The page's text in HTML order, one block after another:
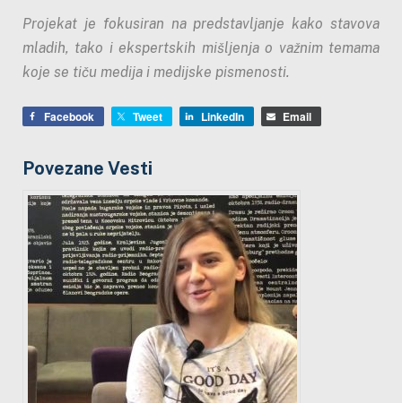
Projekat je fokusiran na predstavljanje kako stavova
mladih, tako i ekspertskih mišljenja o važnim temama
koje se tiču medija i medijske pismenosti.
Facebook Tweet LinkedIn Email
Povezane Vesti